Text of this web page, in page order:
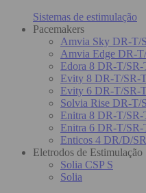
Sistemas de estimulação
Pacemakers
Amvia Sky DR-T/
Amvia Edge DR-
Edora 8 DR-T/SR-
Evity 8 DR-T/SR-
Evity 6 DR-T/SR-
Solvia Rise DR-T/
Enitra 8 DR-T/SR-
Enitra 6 DR-T/SR-
Enticos 4 DR/D/
Eletrodos de Estimulação
Solia CSP S
Solia